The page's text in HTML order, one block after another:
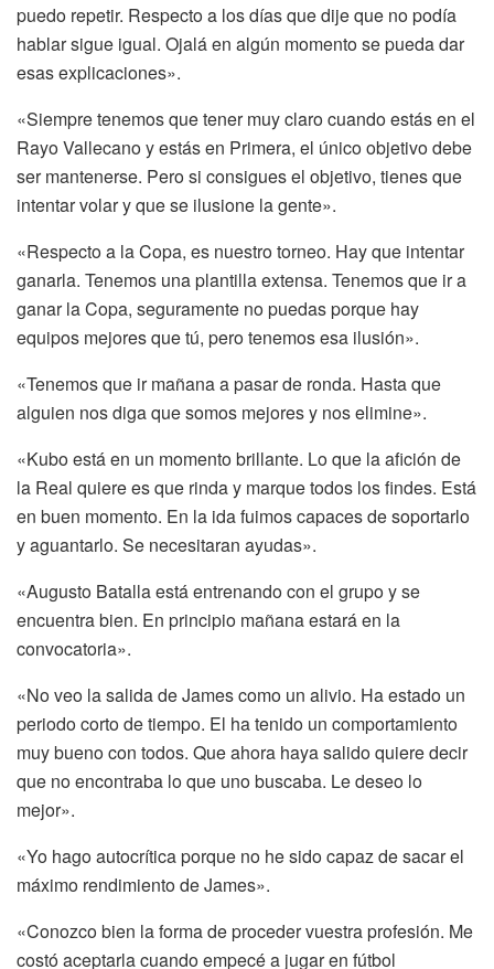
puedo repetir. Respecto a los días que dije que no podía
hablar sigue igual. Ojalá en algún momento se pueda dar
esas explicaciones».
«Siempre tenemos que tener muy claro cuando estás en el
Rayo Vallecano y estás en Primera, el único objetivo debe
ser mantenerse. Pero si consigues el objetivo, tienes que
intentar volar y que se ilusione la gente».
«Respecto a la Copa, es nuestro torneo. Hay que intentar
ganarla. Tenemos una plantilla extensa. Tenemos que ir a
ganar la Copa, seguramente no puedas porque hay
equipos mejores que tú, pero tenemos esa ilusión».
«Tenemos que ir mañana a pasar de ronda. Hasta que
alguien nos diga que somos mejores y nos elimine».
«Kubo está en un momento brillante. Lo que la afición de
la Real quiere es que rinda y marque todos los findes. Está
en buen momento. En la ida fuimos capaces de soportarlo
y aguantarlo. Se necesitaran ayudas».
«Augusto Batalla está entrenando con el grupo y se
encuentra bien. En principio mañana estará en la
convocatoria».
«No veo la salida de James como un alivio. Ha estado un
periodo corto de tiempo. El ha tenido un comportamiento
muy bueno con todos. Que ahora haya salido quiere decir
que no encontraba lo que uno buscaba. Le deseo lo
mejor».
«Yo hago autocrítica porque no he sido capaz de sacar el
máximo rendimiento de James».
«Conozco bien la forma de proceder vuestra profesión. Me
costó aceptarla cuando empecé a jugar en fútbol